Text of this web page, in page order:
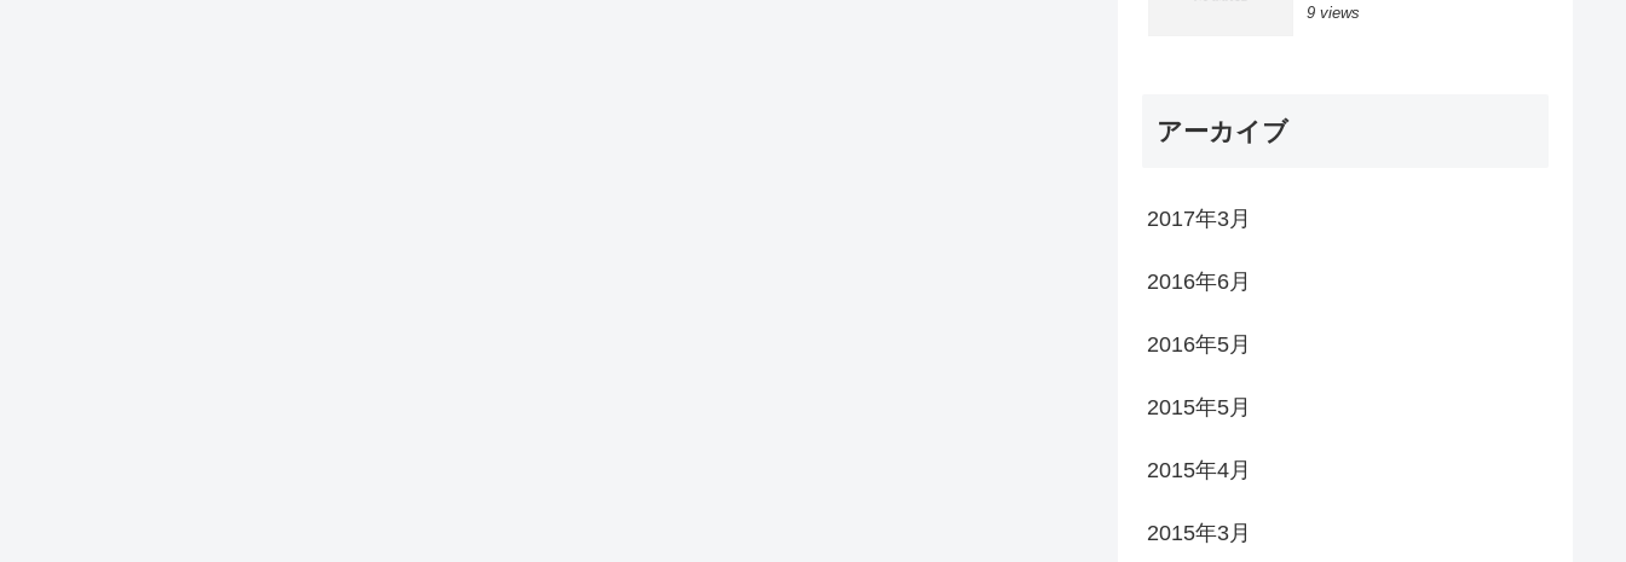
9 views
アーカイブ
2017年3月
2016年6月
2016年5月
2015年5月
2015年4月
2015年3月